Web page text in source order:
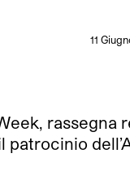
11
rassegna